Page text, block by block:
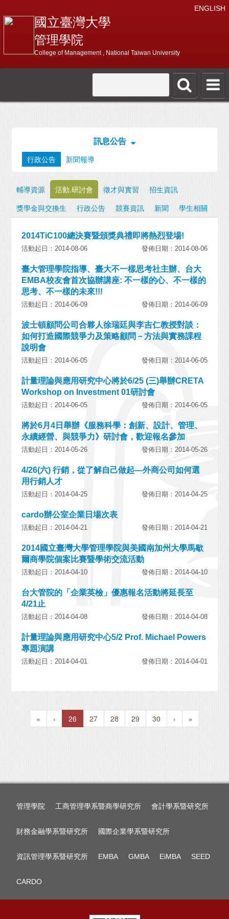
ENGLISH
國立臺灣大學
管理學院
College of Management , National Taiwan University
訊息公告
行政公告 新聞報導
輔導資源 活動.研討會 徵才與實習
招生資訊
獎學金與交換生
行政公告 競賽資訊 新聞 學生相關
2014TiC100總決賽暨頒獎典禮即將熱烈登場!
活動起日：2014-08-06 發佈日期：2014-08-06
臺大管理學院指導、臺大不一樣思考社主辦、台大
EMBA校友會首次協辦講座: 不一樣的心、不一樣的
思考、不一樣的未來!!!
活動起日：2014-06-09 發佈日期：2014-06-09
波士頓顧問公司合夥人徐瑞廷與李吉仁教授對談：
如何打造國際競爭力及策略顧問－方法與實務課程
說明會
活動起日：2014-06-05 發佈日期：2014-06-05
計量理論與應用研究中心將於6/25 (三)舉辦CRETA
Workshop on Investment 01研討會
活動起日：2014-06-05 發佈日期：2014-06-05
將於6月4日舉辦《服務科學：創新、設計、管理、
永續經營、與競爭力》研討會，歡迎報名參加
活動起日：2014-05-26 發佈日期：2014-05-26
4/26(六) 行銷，從了解自己做起—外商公司如何選
用行銷人才
活動起日：2014-04-25 發佈日期：2014-04-25
cardo辦公室企業日場次表
活動起日：2014-04-21 發佈日期：2014-04-21
2014國立臺灣大學管理學院與美國南加州大學馬歇
爾商學院個案比賽暨學術交流活動
活動起日：2014-04-10 發佈日期：2014-04-10
台大管院的「企業英檢」優惠報名活動將延長至
4/21止
活動起日：2014-04-08 發佈日期：2014-04-08
計量理論與應用研究中心5/2 Prof. Michael Powers
專題演講
活動起日：2014-04-01 發佈日期：2014-04-01
« ‹ 26 27 28 29 30 › »
管理學院 工商管理學系暨商學研究所 會計學系暨研究所
財務金融學系暨研究所 國際企業學系暨研究所
資訊管理學系暨研究所 EMBA GMBA EiMBA SEED
CARDO